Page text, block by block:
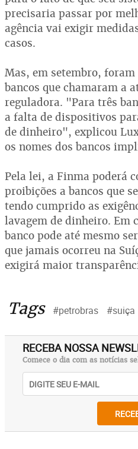
precisaria passar por
agência vai exigir
casos.
Mas, em setembro, foram
bancos que chamaram a
reguladora. "Para três
a falta de dispositivos
de dinheiro", explicou
os nomes dos bancos
Pela lei, a Finma poderá
proibições a bancos que
tendo cumprido as
lavagem de dinheiro. Em
banco pode até mesmo
que jamais ocorreu na
exigirá maior
Tags #petrobras #suiça
RECEBA NOSSA
Comece o dia com as notícias